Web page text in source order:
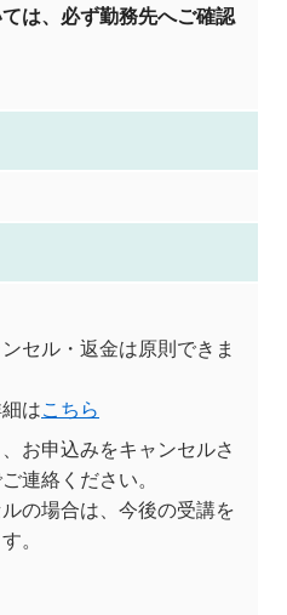
は、必ず勤務先へご確認
セル・返金は原則できま
はこちら
お申込みをキャンセルさ
連絡ください。
の場合は、今後の受講を
。